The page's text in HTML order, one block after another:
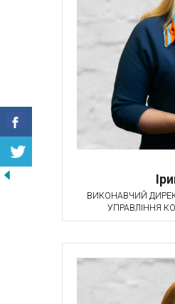
ВИКОНАВЧИЙ
УПРАВЛІННЯ